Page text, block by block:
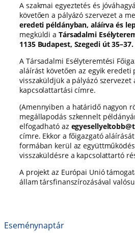
A szakmai egyeztetés és
követően a pályázó szervezet a
eredeti példányban, aláírva és
megküldi a Társadalmi
1135 Budapest, Szegedi út 35–37.
A Társadalmi Esélyteremtési
aláírást követően az egyik
visszaküldjük a pályázó
kapcsolattartási címre.
(Amennyiben a határidő nagyon
megállapodás szkennelt
elfogadható az
címre. Ekkor a főigazgató
formában kerül az
visszaküldésre a kapcsolattartó
A projekt az Európai Unió
állam társfinanszírozásával
Eseménynaptár